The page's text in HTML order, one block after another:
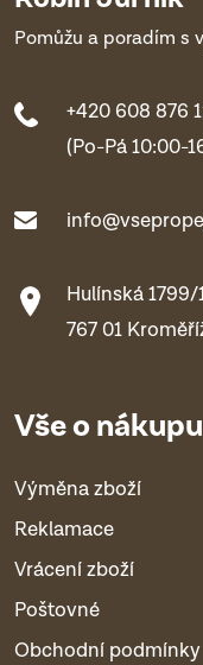
Pomůžu a poradím s
+420 608 876
(Po-Pá 10:00-
Hulínská 1799/
767 01
Vše o nákupu
Výměna zboží
Reklamace
Vrácení zboží
Poštovné
Obchodní podmínky